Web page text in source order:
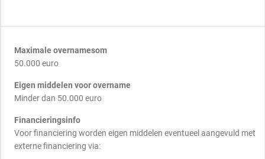
Maximale overnamesom
50.000 euro
Eigen middelen voor overname
Minder dan 50.000 euro
Financieringsinfo
Voor financiering worden eigen middelen eventueel aangevuld met
externe financiering via: